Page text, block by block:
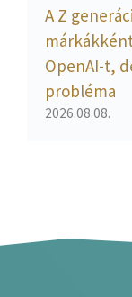
A Z
OpenAI-t,
probléma
2026.08.08.